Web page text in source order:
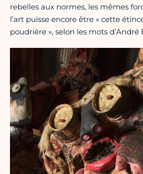
rebelles aux normes, les mêmes
l’art puisse encore être « cette
poudrière », selon les mots d’André